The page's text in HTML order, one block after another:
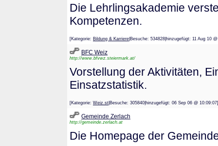
Die Lehrlingsakademie
Kompetenzen.
[Kategorie: Bildung & Karriere |Besuche: 534828|hinzugefügt: 11
BFC Weiz
http://www.bfvwz.steiermark.at/
Vorstellung der Aktivitäten,
Einsatzstatistik.
[Kategorie: Weiz.st |Besuche: 305840|hinzugefügt: 06 Sep 06 @
Gemeinde Zerlach
http://gemeinde.zerlach.at
Die Homepage der